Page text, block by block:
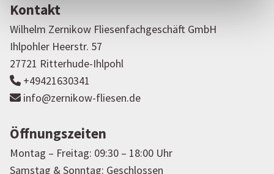
Kontakt
Wilhelm Zernikow Fliesenfachgeschäft GmbH
Ihlpohler Heerstr. 57
27721 Ritterhude-Ihlpohl
 +49421630341
 info@zernikow-fliesen.de
Öffnungszeiten
Montag – Freitag: 09:30 – 18:00 Uhr
Samstag & Sonntag: Geschlossen